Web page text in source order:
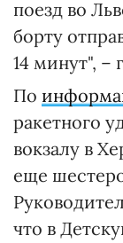
поезд во
борту
14 минут", –
По
ракетного
вокзалу в
еще
что в